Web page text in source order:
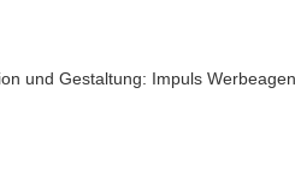
und Gestaltung: Impuls